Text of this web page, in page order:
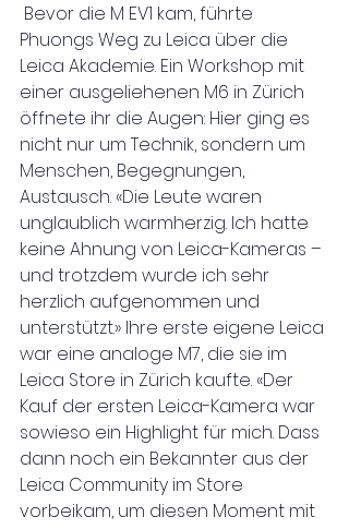
Bevor die M EV1 kam, führte
Phuongs Weg zu Leica über die
Leica Akademie. Ein Workshop mit
einer ausgeliehenen M6 in Zürich
öffnete ihr die Augen: Hier ging es
nicht nur um Technik, sondern um
Menschen, Begegnungen,
Austausch. «Die Leute waren
unglaublich warmherzig. Ich hatte
keine Ahnung von Leica-Kameras –
und trotzdem wurde ich sehr
herzlich aufgenommen und
unterstützt.» Ihre erste eigene Leica
war eine analoge M7, die sie im
Leica Store in Zürich kaufte. «Der
Kauf der ersten Leica-Kamera war
sowieso ein Highlight für mich. Dass
dann noch ein Bekannter aus der
Leica Community im Store
vorbeikam, um diesen Moment mit